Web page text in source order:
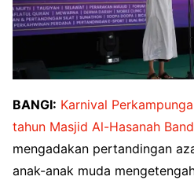
BANGI: Karnival
tahun Masjid Al-Hasanah
mengadakan pertandingan
anak-anak muda